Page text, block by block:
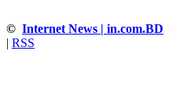
© Internet News | in.com.BD
RSS